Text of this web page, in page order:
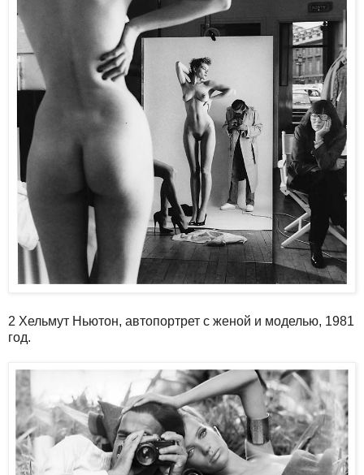
2 Хельмут Ньютон, автопортрет с женой и моделью, 1981
год.